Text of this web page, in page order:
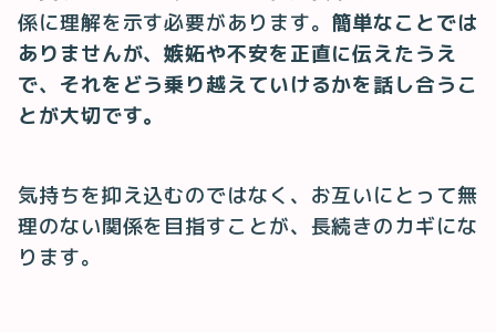
係に理解を示す必要があります。 簡単なことでは
ありませんが、嫉妬や不安を正直に伝えたうえ
で、それをどう乗り越えていけるかを話し合うこ
とが大切です。
気持ちを抑え込むのではなく、お互いにとって無
理のない関係を目指すことが、長続きのカギにな
ります。